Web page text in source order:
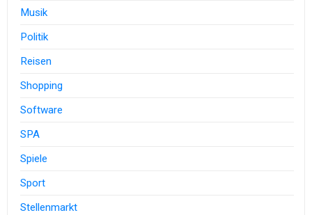
Musik
Politik
Reisen
Shopping
Software
SPA
Spiele
Sport
Stellenmarkt